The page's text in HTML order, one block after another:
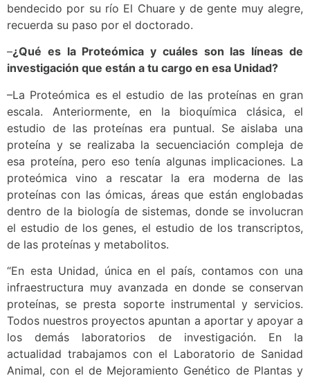
bendecido por su río El Chuare y de gente muy alegre,
recuerda su paso por el doctorado.
–¿Qué es la Proteómica y cuáles son las líneas de
investigación que están a tu cargo en esa Unidad?
–La Proteómica es el estudio de las proteínas en gran
escala. Anteriormente, en la bioquímica clásica, el
estudio de las proteínas era puntual. Se aislaba una
proteína y se realizaba la secuenciación compleja de
esa proteína, pero eso tenía algunas implicaciones. La
proteómica vino a rescatar la era moderna de las
proteínas con las ómicas, áreas que están englobadas
dentro de la biología de sistemas, donde se involucran
el estudio de los genes, el estudio de los transcriptos,
de las proteínas y metabolitos.
“En esta Unidad, única en el país, contamos con una
infraestructura muy avanzada en donde se conservan
proteínas, se presta soporte instrumental y servicios.
Todos nuestros proyectos apuntan a aportar y apoyar a
los demás laboratorios de investigación. En la
actualidad trabajamos con el Laboratorio de Sanidad
Animal, con el de Mejoramiento Genético de Plantas y